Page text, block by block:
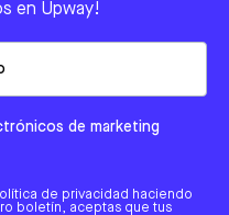
en Upway!
de marketing
de privacidad haciendo
boletín, aceptas que tus